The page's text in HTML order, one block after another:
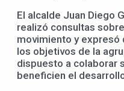
El alcalde Juan Diego
realizó consultas
movimiento y expresó
los objetivos de la
dispuesto a colaborar
beneficien el